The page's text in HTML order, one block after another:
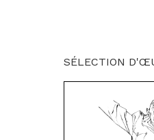
SÉLECTION